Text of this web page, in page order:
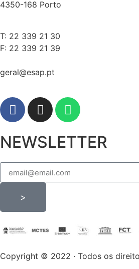
4350-168 Porto
T: 22 339 21 30
F: 22 339 21 39
geral@esap.pt
NEWSLETTER
>
Copyright © 2022 · Todos os